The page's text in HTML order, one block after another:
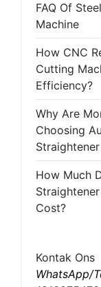
FAQ Of
Machine
How CNC
Cutting
Efficiency?
Why Are
Choosing
How Much
Cost?
Kontak Ons
WhatsApp/